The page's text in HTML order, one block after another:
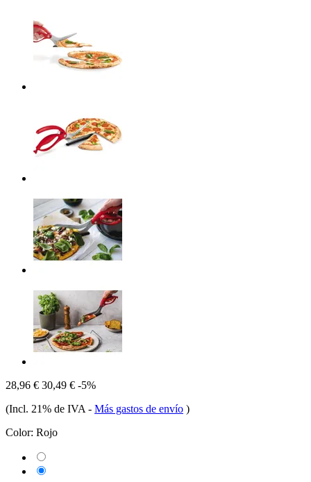
28,96 € 30,49 € -5%
(Incl. 21% de IVA - Más gastos de envío )
Color: Rojo